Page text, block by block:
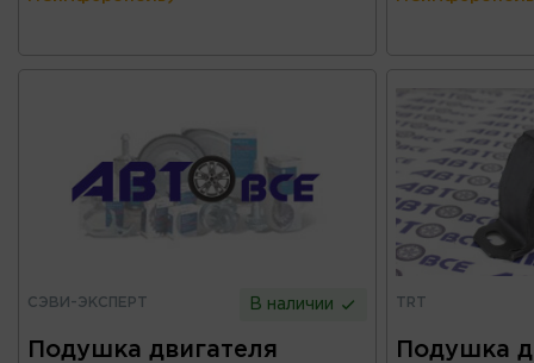
СЭВИ-ЭКСПЕРТ В наличии
Подушка двигателя
TRT
Подушка